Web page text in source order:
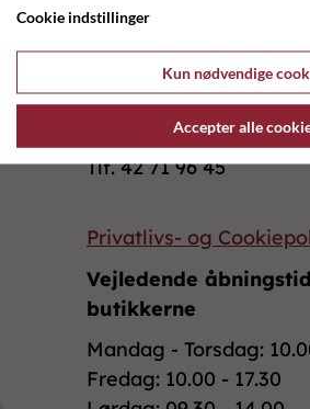
Ringkøbing
I C Christensens Alle 1
6950 Ringkøbing
info@ringkoebing.dk
Tlf. 42 71 96 45
Privatlivs- og
Vejledende
butikkerne
Mandag - Torsdag:
Fredag: 10.00 - 17.30
Cookie indstillinger
Kun nødvendige
Accepter alle